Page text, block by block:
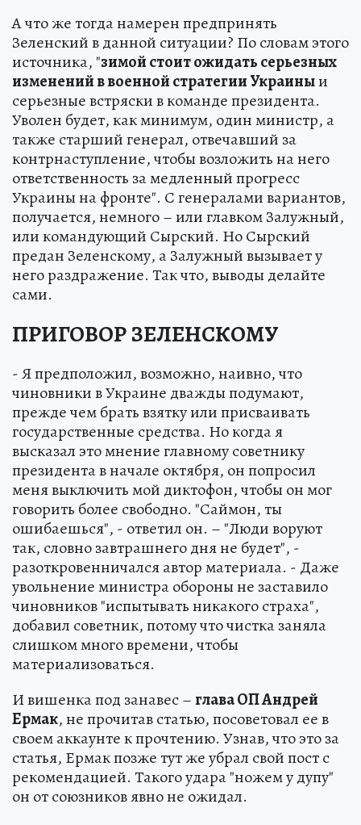
А что же тогда намерен предпринять
Зеленский в данной ситуации? По словам этого
источника, "зимой стоит ожидать серьезных
изменений в военной стратегии Украиныи
серьезные встряски в команде президента.
Уволен будет, как минимум, один министр, а
также старший генерал, отвечавший за
контрнаступление, чтобы возложить на него
ответственность за медленный прогресс
Украины на фронте". С генералами вариантов,
получается, немного – или главком Залужный,
или командующий Сырский. Но Сырский
предан Зеленскому, а Залужный вызывает у
него раздражение. Так что, выводы делайте
сами.
ПРИГОВОР ЗЕЛЕНСКОМУ
- Я предположил, возможно, наивно, что
чиновники в Украине дважды подумают,
прежде чем брать взятку или присваивать
государственные средства. Но когда я
высказал это мнение главному советнику
президента в начале октября, он попросил
меня выключить мой диктофон, чтобы он мог
говорить более свободно. "Саймон, ты
ошибаешься", - ответил он. – "Люди воруют
так, словно завтрашнего дня не будет", -
разоткровенничался автор материала. - Даже
увольнение министра обороны не заставило
чиновников "испытывать никакого страха",
добавил советник, потому что чистка заняла
слишком много времени, чтобы
материализоваться.
И вишенка под занавес –глава ОП Андрей
Ермак, не прочитав статью, посоветовал ее в
своем аккаунте к прочтению. Узнав, что это за
статья, Ермак позже тут же убрал свой пост с
рекомендацией. Такого удара "ножем у дупу"
он от союзников явно не ожидал.